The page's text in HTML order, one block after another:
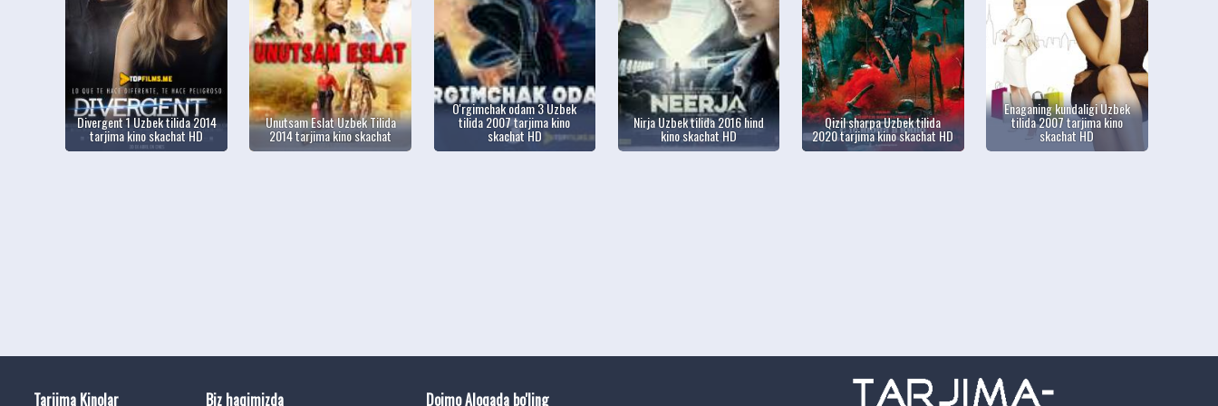
Divergent 1 Uzbek tilida 2014
tarjima kino skachat HD
Unutsam Eslat Uzbek Tilida
2014 tarjima kino skachat
O'rgimchak odam 3 Uzbek
tilida 2007 tarjima kino
skachat HD
Nirja Uzbek tilida 2016 hind
kino skachat HD
Qizil sharpa Uzbek tilida
2020 tarjima kino skachat HD
Enaganing kundaligi Uzbek
tilida 2007 tarjima kino
skachat HD
Tarjima Kinolar Biz haqimizda Doimo Aloqada bo'ling